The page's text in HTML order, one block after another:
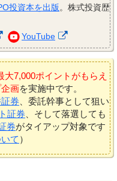
投資本を出版。株式投資歴
YouTube
大7,000ポイントがもらえ
画を実施中です。
券 、委託幹事として狙い
証券 、そして落選しても
券がタイアップ対象です
て ）